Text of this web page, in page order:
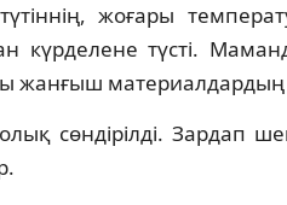
жоғары
күрделене түсті.
жанғыш материалдардың
сөндірілді. Зардап